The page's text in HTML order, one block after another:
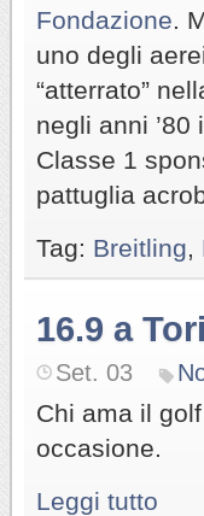
Fondazione .
uno degli
“atterrato”
negli anni
Classe 1
pattuglia
Tag: Breitling
16.9 a
Set. 03
Chi ama il
occasione.
Leggi tutto